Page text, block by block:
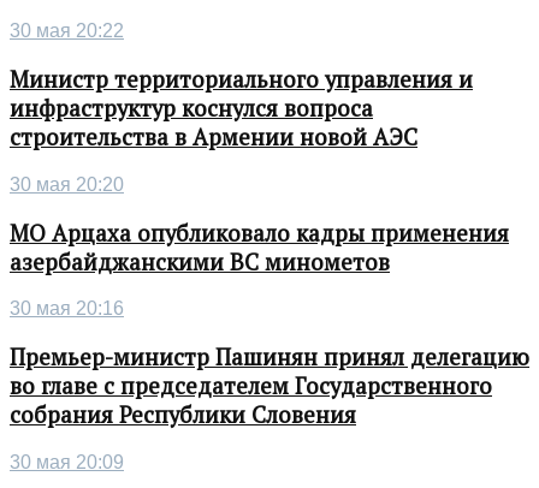
30 мая 20:22
Министр территориального управления и
инфраструктур коснулся вопроса
строительства в Армении новой АЭС
30 мая 20:20
МО Арцаха опубликовало кадры применения
азербайджанскими ВС минометов
30 мая 20:16
Премьер-министр Пашинян принял делегацию
во главе с председателем Государственного
собрания Республики Словения
30 мая 20:09